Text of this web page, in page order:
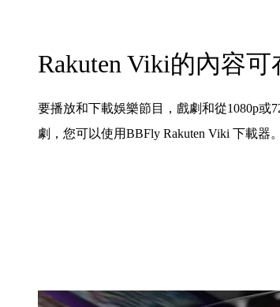
Rakuten Viki的內容
要播放和下載娛樂節目，戲劇和從1080p或
劇，您可以使用BBFly Rakuten Viki 下載器。